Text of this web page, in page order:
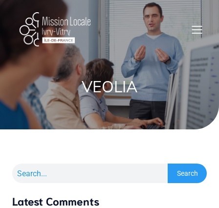
VEOLIA
Search
Latest Comments